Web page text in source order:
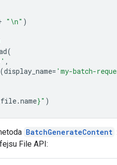
" \n" )
(
,
(display_name= 'my-batch-
.name}" )
BatchGenerateContent
File API: